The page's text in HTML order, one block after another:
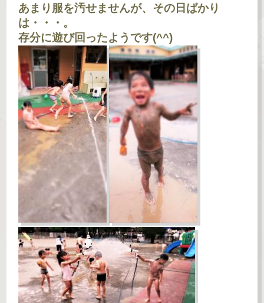
あまり服を汚せませんが、その日ばかり
は・・・。
存分に遊び回ったようです(^^)